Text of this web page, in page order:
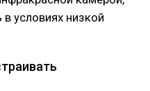
условиях низкой